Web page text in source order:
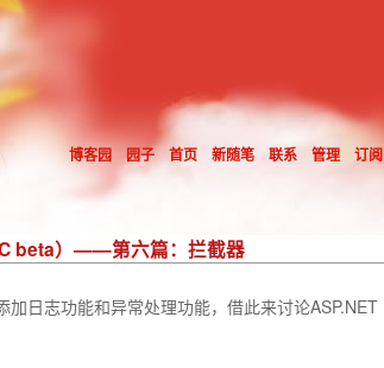
博客园 园子 首页 新随笔 联系 管理 订阅
beta）——第六篇：拦截器
日志功能和异常处理功能，借此来讨论ASP.NET